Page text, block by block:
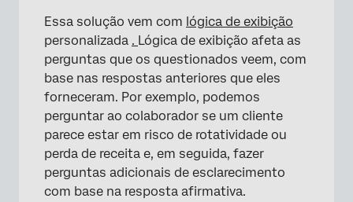
Essa solução vem com lógica de exibição
personalizada . Lógica de exibição afeta as
perguntas que os questionados veem, com
base nas respostas anteriores que eles
forneceram. Por exemplo, podemos
perguntar ao colaborador se um cliente
parece estar em risco de rotatividade ou
perda de receita e, em seguida, fazer
perguntas adicionais de esclarecimento
com base na resposta afirmativa.